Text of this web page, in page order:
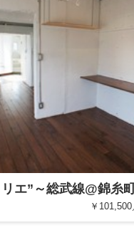
エ”～総武線@錦糸
￥